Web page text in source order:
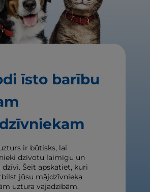
īsto barību
ir būtisks, lai
dzīvotu laimīgu un
dzīvi. Šeit apskatiet, kuri
jūsu mājdzīvnieka
uztura vajadzībām.